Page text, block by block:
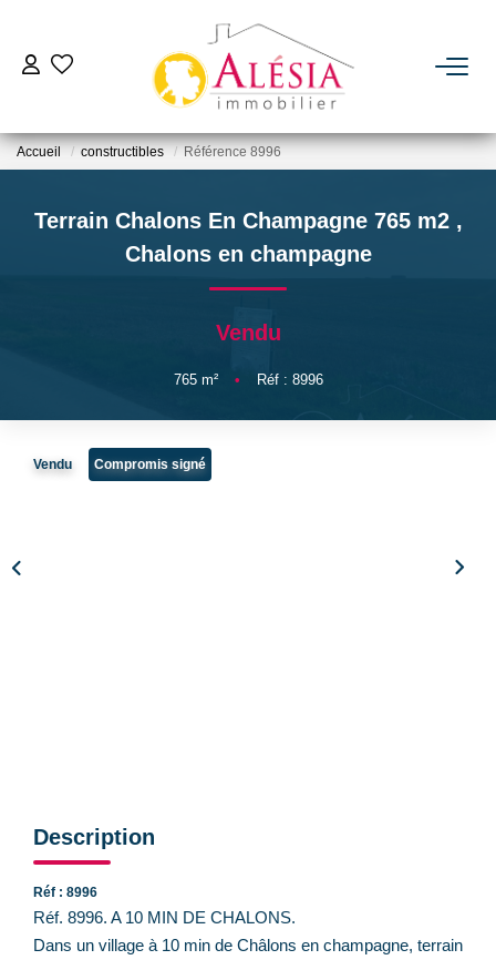
ACHETER
BIENS VENDUS / LOUÉS
NOTRE AGENCE
Accueil constructibles Référence 8996
Terrain Chalons En Champagne 765 m2 ,
Chalons en champagne
Vendu
765m² • Réf : 8996
Vendu Compromis signé
Description
Réf : 8996
Réf. 8996. A 10 MIN DE CHALONS.
Dans un village à 10 min de Châlons en champagne, terrain